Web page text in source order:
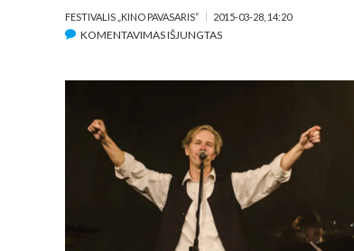
FESTIVALIS „KINO PAVASARIS“ 2015-03-28, 14:20
KOMENTAVIMAS IŠJUNGTASĮRAŠE
NAKTINIS
TRUMPAMETRAŽIŲ
FILMŲ
MARATONAS